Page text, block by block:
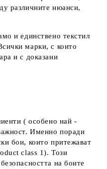
различните нюанси,
и единствено текстил
марки, с които
и с доказани
( особено най -
Именно поради
бои, които притежават
class 1). Този
на боите